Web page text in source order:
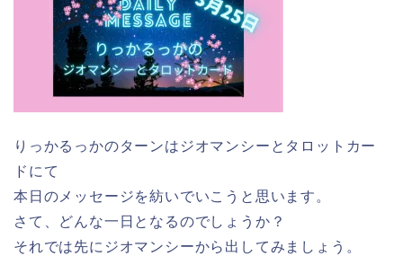
りっかるっかのターンはジオマンシーとタロットカー
ドにて
本日のメッセージを紡いでいこうと思います。
さて、どんな一日となるのでしょうか？
それでは先にジオマンシーから出してみましょう。